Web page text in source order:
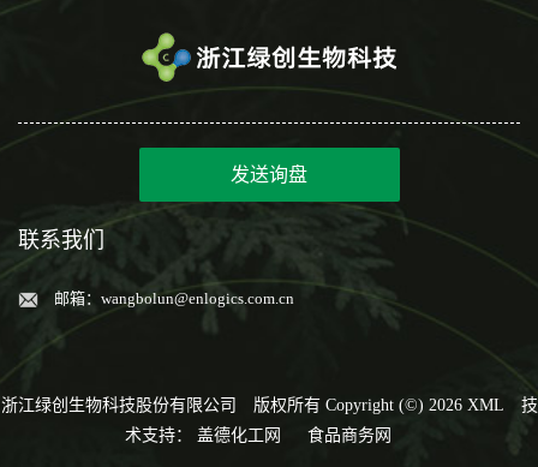
发送询盘
联系我们
邮箱： wangbolun@enlogics.com.cn
浙江绿创生物科技股份有限公司 版权所有 Copyright (©) 2026 XML
技
术支持： 盖德化工网 食品商务网